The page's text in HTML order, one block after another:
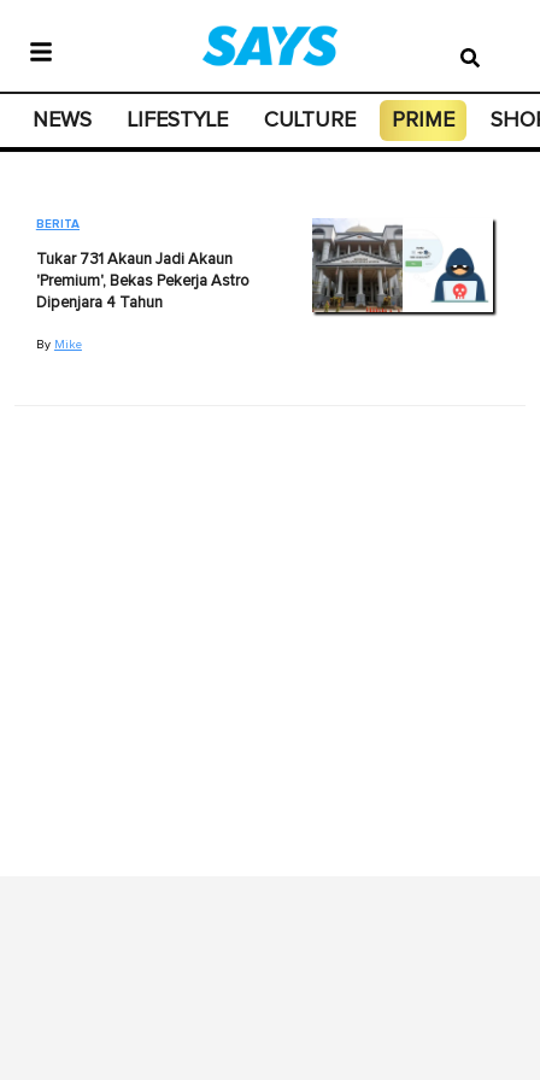
NEWS LIFESTYLE CULTURE PRIME
BERITA
Tukar 731 Akaun Jadi Akaun
'Premium', Bekas Pekerja Astro
Dipenjara 4 Tahun
By Mike